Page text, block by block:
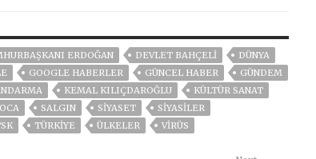
ERDOĞAN DEVLET BAHÇELİ
DÜNYA
GOOGLE HABERLER GÜNCEL HABER
GÜNDEM
KEMAL KILIÇDAROĞLU
KÜLTÜR SANAT
SALGIN SİYASET
SİYASİLER
TÜRKİYE ÜLKELER VIRÜS